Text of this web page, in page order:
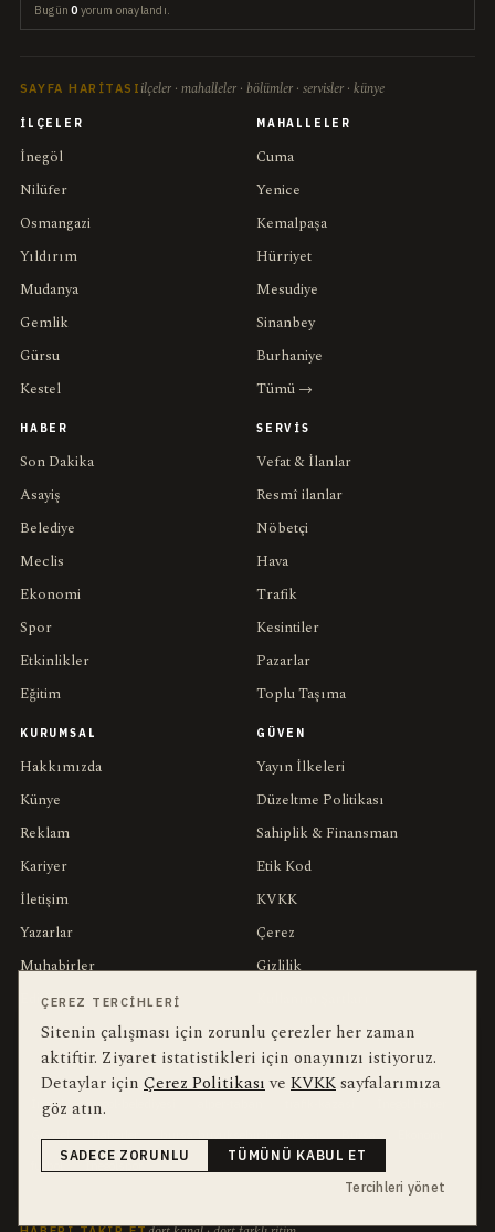
Bugün0 yorum onaylandı.
SAYFA HARITASI ilçeler · mahalleler · bölümler · servisler · künye
İLÇELER
İnegöl
Nilüfer
Osmangazi
Yıldırım
Mudanya
Gemlik
Gürsu
Kestel
MAHALLELER
Cuma
Yenice
Kemalpaşa
Hürriyet
Mesudiye
Sinanbey
Burhaniye
Tümü →
HABER
Son Dakika
Asayiş
Belediye
Meclis
Ekonomi
Spor
Etkinlikler
Eğitim
SERVIS
Vefat & İlanlar
Resmî ilanlar
Nöbetçi
Hava
Trafik
Kesintiler
Pazarlar
Toplu Taşıma
KURUMSAL
Hakkımızda
Künye
Reklam
Kariyer
İletişim
Yazarlar
Muhabirler
Editörler
GÜVEN
Yayın İlkeleri
Düzeltme Politikası
Sahiplik & Finansman
Etik Kod
KVKK
Çerez
Gizlilik
YEREL ARANANLARbu hafta en çok aranan
İnegöl inegol-belediyesi
futbol
İnegölspor
ÇEREZ TERCIHLERI
Sitenin çalışması için zorunlu çerezler her zaman
aktiftir. Ziyaret istatistikleri için onayınızı istiyoruz.
Detaylar için Çerez Politikasıve KVKKsayfalarımıza
göz atın.
SADECE ZORUNLU
TÜMÜNÜ KABUL ET
Tercihleri yönet